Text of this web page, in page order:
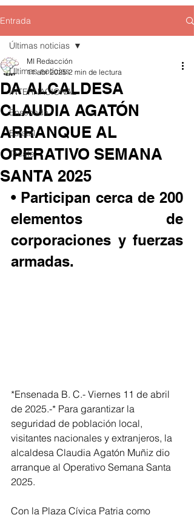
Entrada
Últimas noticias
INTERNACIONAL
Ensenada
Estatal
Tecate
Últimas noticias
DA ALCALDESA
CLAUDIA AGATÓN
ARRANQUE AL
OPERATIVO SEMANA
SANTA 2025
MI Redacción
11 abr 2025 2 min de lectura
• Participan cerca de 200
elementos de
corporaciones y fuerzas
armadas.
*Ensenada B. C.- Viernes 11 de abril
de 2025.-* Para garantizar la
seguridad de población local,
visitantes nacionales y extranjeros, la
alcaldesa Claudia Agatón Muñiz dio
arranque al Operativo Semana Santa
2025.
Con la Plaza Cívica Patria como